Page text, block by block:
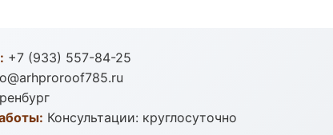
+7 (933) 557-84-25
Консультации: круглосуточно